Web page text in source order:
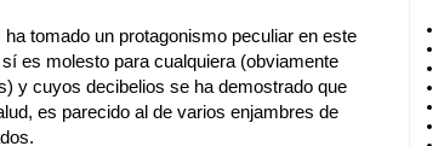
tomado un protagonismo peculiar en este
es molesto para cualquiera (obviamente
y cuyos decibelios se ha demostrado que
es parecido al de varios enjambres de